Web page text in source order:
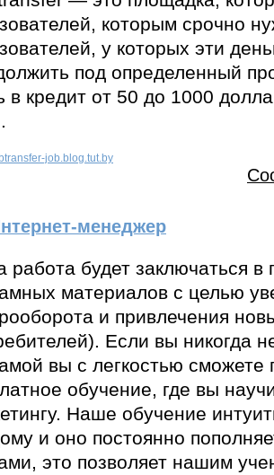
которым срочно
у которых эти
под определенный
в кредит от 50 до 1000
job.blog.tut.by
менеджер
работа будет заключаться в
материалов с целью
и привлечения
Если вы никогда
вы с легкостью сможете
обучение, где вы
Наше обучение
и оно постоянно
это позволяет нашим